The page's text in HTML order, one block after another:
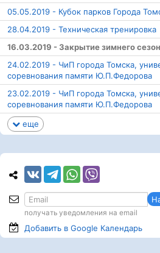
05.05.2019 - Кубок парков Города
28.04.2019 - Техническая тренировка
16.03.2019 - Закрытие зимнего
24.02.2019 - ЧиП города Томска,
соревнования памяти Ю.П.Федорова
23.02.2019 - ЧиП города Томска,
соревнования памяти Ю.П.Федорова
еще
получать уведомления на email
Добавить в Google Календарь